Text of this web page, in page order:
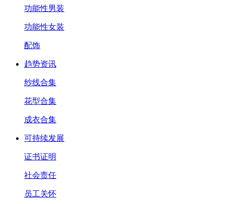
功能性男装
功能性女装
配饰
趋势资讯
纱线合集
花型合集
成衣合集
可持续发展
证书证明
社会责任
员工关怀